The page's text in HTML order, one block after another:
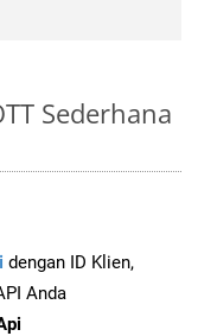
Sederhana
dengan ID Klien,
Anda